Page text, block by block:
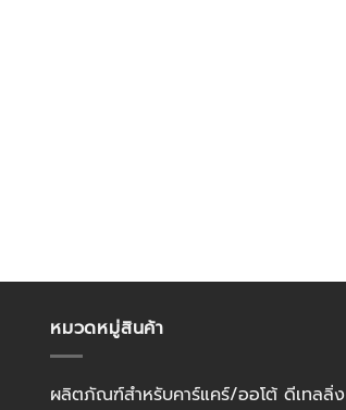
หมวดหมู่สินค้า
ผลิตภัณฑ์สำหรับคาร์แคร์/ออโต้ ดีเทลลิ่ง